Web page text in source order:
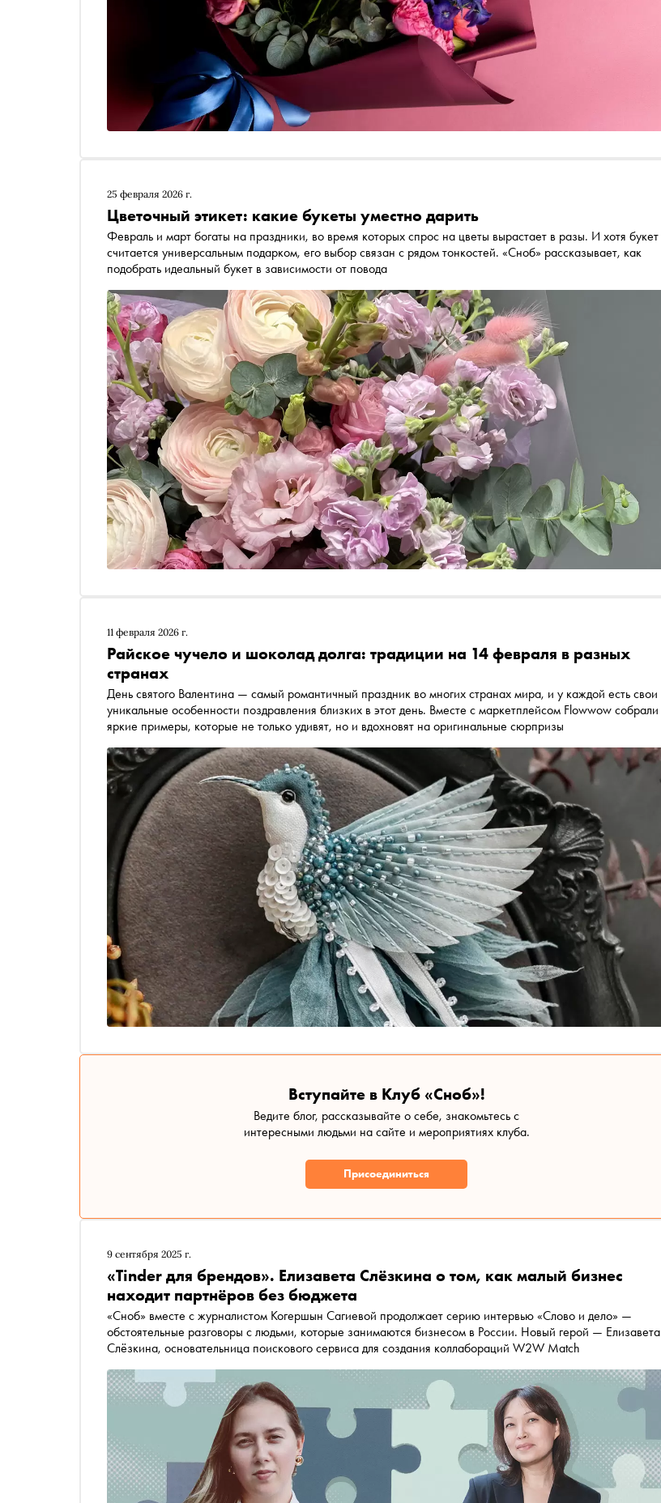
25 февраля 2026 г.
Цветочный этикет: какие букеты уместно дарить
Февраль и март богаты на праздники, во время которых спрос на цветы вырастает в разы. И хотя букет
считается универсальным подарком, его выбор связан с рядом тонкостей. «Сноб» рассказывает, как
подобрать идеальный букет в зависимости от повода
11 февраля 2026 г.
Райское чучело и шоколад долга: традиции на 14 февраля в разных
странах
День святого Валентина — самый романтичный праздник во многих странах мира, и у каждой есть свои
уникальные особенности поздравления близких в этот день. Вместе с маркетплейсом Flowwow собрали
яркие примеры, которые не только удивят, но и вдохновят на оригинальные сюрпризы
Вступайте в Клуб «Сноб»!
Ведите блог, рассказывайте о себе, знакомьтесь с
интересными людьми на сайте и мероприятиях клуба.
Присоединиться
9 сентября 2025 г.
«Tinder для брендов». Елизавета Слёзкина о том, как малый бизнес
находит партнёров без бюджета
«Сноб» вместе с журналистом Когершын Сагиевой продолжает серию интервью «Слово и дело» —
обстоятельные разговоры с людьми, которые занимаются бизнесом в России. Новый герой — Елизавета
Слёзкина, основательница поискового сервиса для создания коллабораций W2W Match